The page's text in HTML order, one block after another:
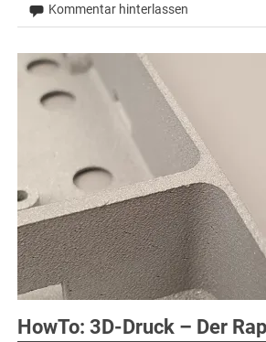
Kommentar hinterlassen
HowTo: 3D-Druck – Der